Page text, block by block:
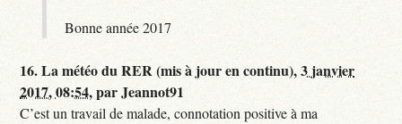
Bonne année 2017
16.La météo du RER (mis à jour en continu),3 janvier
2017, 08:54,parJeannot91
C’est un travail de malade, connotation positive à ma